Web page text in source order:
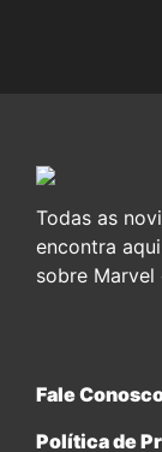
Todas as
encontra
sobre Marvel
Fale
Política de